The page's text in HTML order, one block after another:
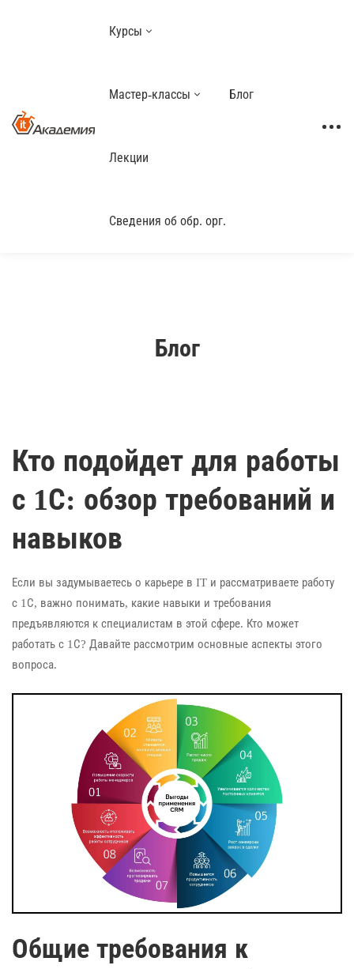
Курсы
Мастер-классы Блог
Лекции
Сведения об обр. орг.
Блог
Кто подойдет для работы
с 1С: обзор требований и
навыков
Если вы задумываетесь о карьере в IT и рассматриваете работу
с 1С, важно понимать, какие навыки и требования
предъявляются к специалистам в этой сфере. Кто может
работать с 1С? Давайте рассмотрим основные аспекты этого
вопроса.
Общие требования к